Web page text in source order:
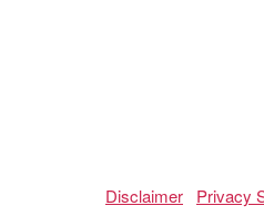
Disclaimer Privacy